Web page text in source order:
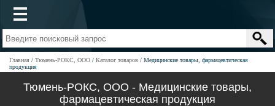
Главная Тюмень-РОКС, ООО Каталог товаров
Медицинские товары, фармацевтическая
продукция
Тюмень-РОКС, ООО - Медицинские товары,
фармацевтическая продукция